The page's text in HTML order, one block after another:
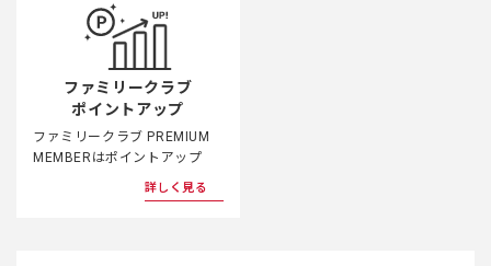
ファミリークラブ
ポイントアップ
ファミリークラブ PREMIUM
MEMBERはポイントアップ
詳しく見る